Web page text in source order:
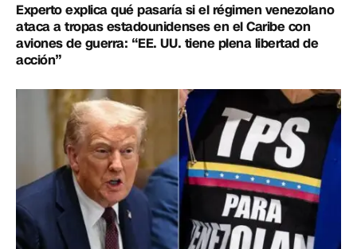
Experto explica qué pasaría si el régimen venezolano
ataca a tropas estadounidenses en el Caribe con
aviones de guerra: “EE. UU. tiene plena libertad de
acción”